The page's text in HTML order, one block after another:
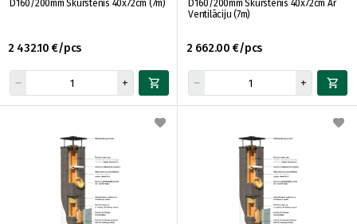
D160/200mm Skurstenis 40x72cm (7m)
2 432.10 €/pcs
D160/200mm Skurstenis 40x72cm Ar
Ventilāciju (7m)
2 662.00 €/pcs